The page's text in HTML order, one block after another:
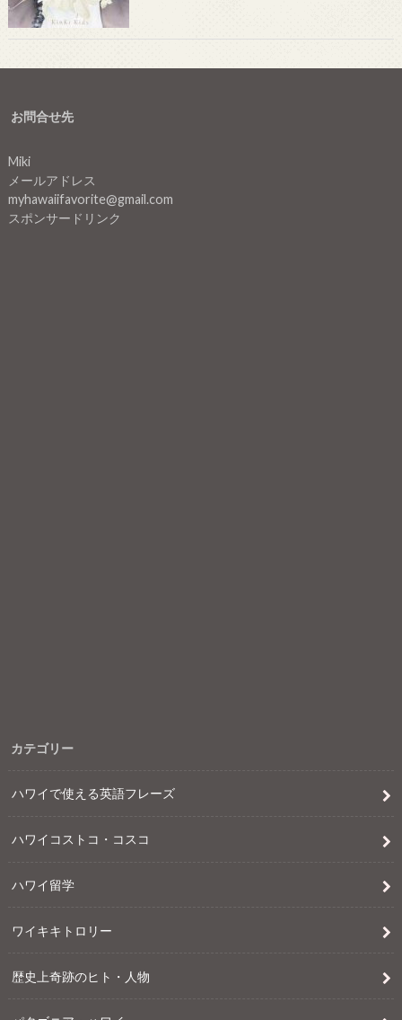
お問合せ先
Miki
メールアドレス
myhawaiifavorite@gmail.com
スポンサードリンク
カテゴリー
ハワイで使える英語フレーズ
ハワイコストコ・コスコ
ハワイ留学
ワイキキトロリー
歴史上奇跡のヒト・人物